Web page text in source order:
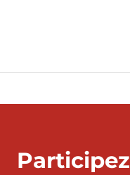
Participez